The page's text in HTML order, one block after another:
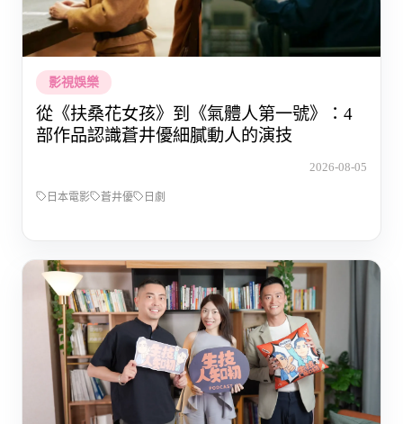
影視娛樂
從《扶桑花女孩》到《氣體人第一號》：4
部作品認識蒼井優細膩動人的演技
2026-08-05
日本電影 蒼井優 日劇